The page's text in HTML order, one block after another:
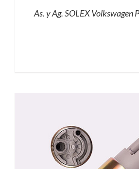
As. y Ag. SOLEX Volkswagen